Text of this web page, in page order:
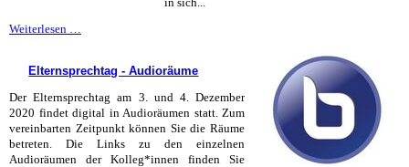
Weiterlesen …
auf
dem
Weg
zu
echten
Profis
Elternsprechtag - Audioräume
Der Elternsprechtag am 3. und 4. Dezember
2020 findet digital in Audioräumen statt. Zum
vereinbarten Zeitpunkt können Sie die Räume
betreten. Die Links zu den einzelnen
Audioräumen der Kolleg*innen finden Sie